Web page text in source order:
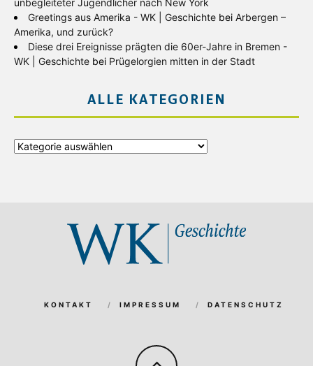
unbegleiteter Jugendlicher nach New York
Greetings aus Amerika - WK | Geschichte bei Arbergen –
Amerika, und zurück?
Diese drei Ereignisse prägten die 60er-Jahre in Bremen -
WK | Geschichte bei Prügelorgien mitten in der Stadt
ALLE KATEGORIEN
Alle
KONTAKT IMPRESSUM DATENSCHUTZ